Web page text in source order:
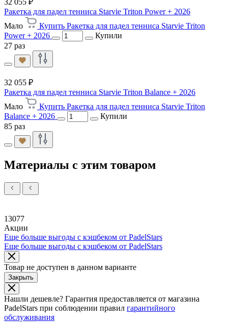
Ракетка для падел тенниса Starvie Triton Power + 2026
Мало
Купить Ракетка для падел тенниса Starvie Triton
Power + 2026
Купили
27 раз
32 055 ₽
Ракетка для падел тенниса Starvie Triton Balance + 2026
Мало
Купить Ракетка для падел тенниса Starvie Triton
Balance + 2026
Купили
85 раз
Материалы с этим товаром
13077
Акции
Еще больше выгоды с кэшбеком от PadelStars
Еще больше выгоды с кэшбеком от PadelStars
Товар не доступен в данном варианте
Закрыть
Нашли дешевле? Гарантия предоставляется от магазина
PadelStars при соблюдении правил гарантийного
обслуживания